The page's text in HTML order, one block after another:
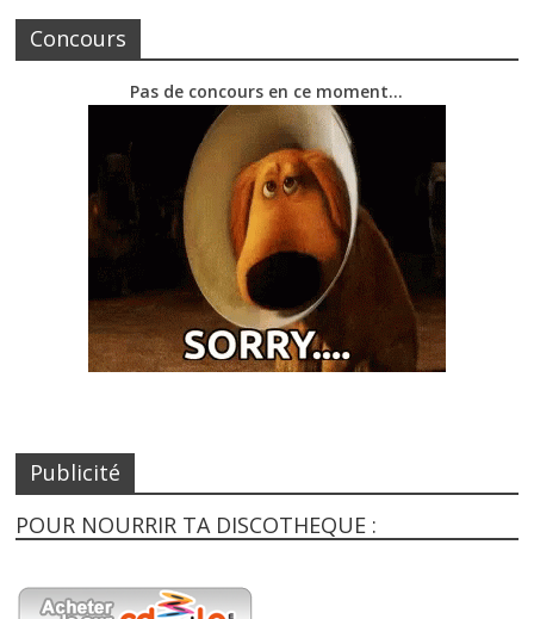
Concours
Pas de concours en ce moment…
Publicité
POUR NOURRIR TA DISCOTHEQUE :